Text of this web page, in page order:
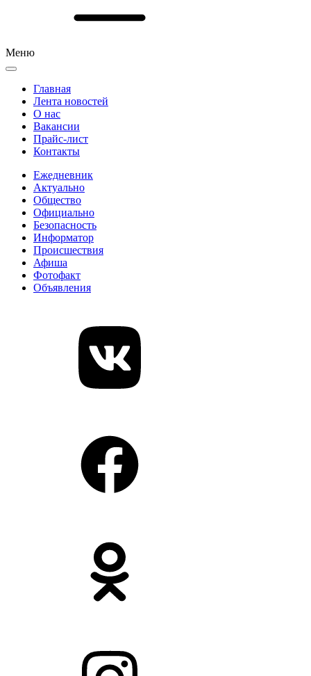
Меню
Главная
Лента новостей
О нас
Вакансии
Прайс-лист
Контакты
Ежедневник
Актуально
Общество
Официально
Безопасность
Информатор
Происшествия
Афиша
Фотофакт
Объявления